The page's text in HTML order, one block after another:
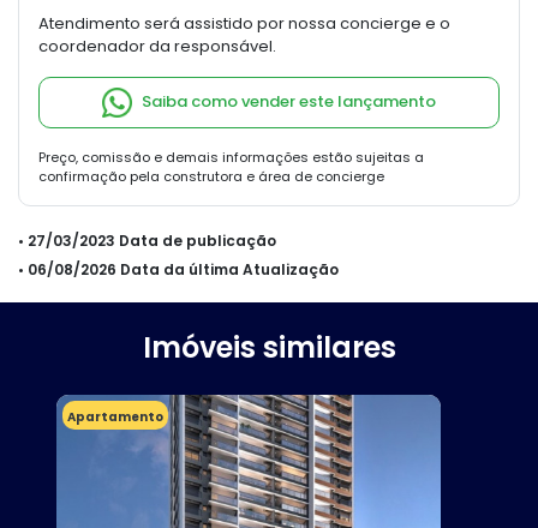
Atendimento será assistido por nossa concierge e o
coordenador da responsável.
Saiba como vender este lançamento
Preço, comissão e demais informações estão sujeitas a
confirmação pela construtora e área de concierge
• 27/03/2023 Data de publicação
• 06/08/2026 Data da última Atualização
Imóveis similares
Apartamento